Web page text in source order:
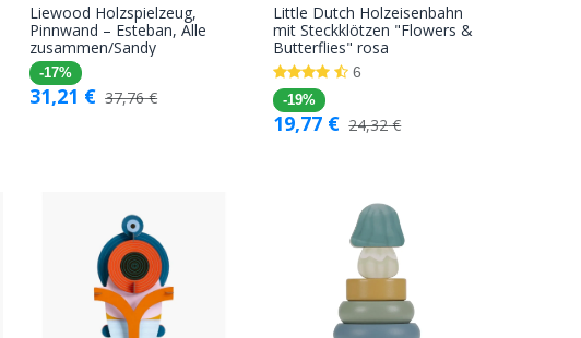
In den
Warenkorb
Liewood Holzspielzeug,
Pinnwand – Esteban, Alle
zusammen/Sandy
-17%
31,21 € 37,76€
In den
Warenkorb
Little Dutch Holzeisenbahn
mit Steckklötzen "Flowers &
Butterflies" rosa
6
-19%
19,77 € 24,32€